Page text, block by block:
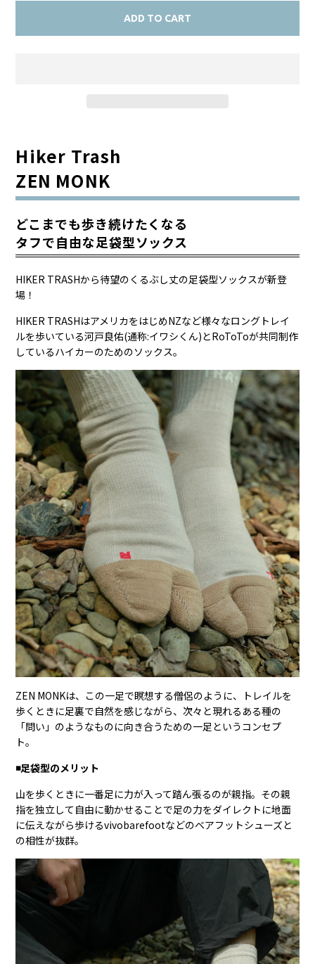
ADD TO CART
Hiker Trash
ZEN MONK
どこまでも歩き続けたくなる
タフで自由な足袋型ソックス
HIKER TRASHから待望のくるぶし丈の足袋型ソックスが新登
場！
HIKER TRASHはアメリカをはじめNZなど様々なロングトレイ
ルを歩いている河戸良佑(通称:イワシくん)とRoToToが共同制作
しているハイカーのためのソックス。
ZEN MONKは、この一足で瞑想する僧侶のように、トレイルを
歩くときに足裏で自然を感じながら、次々と現れるある種の
「問い」のようなものに向き合うための一足というコンセプ
ト。
◾️足袋型のメリット
山を歩くときに一番足に力が入って踏ん張るのが親指。その親
指を独立して自由に動かせることで足の力をダイレクトに地面
に伝えながら歩けるvivobarefootなどのベアフットシューズと
の相性が抜群。